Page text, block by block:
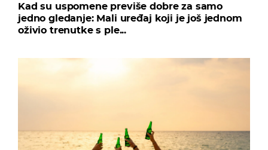
Kad su uspomene previše dobre za samo
jedno gledanje: Mali uređaj koji je još jednom
oživio trenutke s ple...